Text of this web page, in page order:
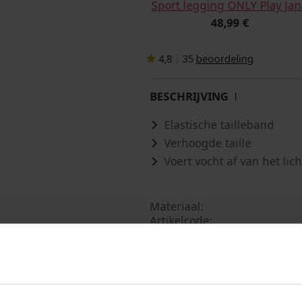
Sport legging ONLY Play
48,99 €
4,8 35 beoordeling
BESCHRIJVING
Elastische tailleband
Verhoogde taille
Voert vocht af van het
Materiaal
Artikelcode
Misschien vindt u dit ook leuk